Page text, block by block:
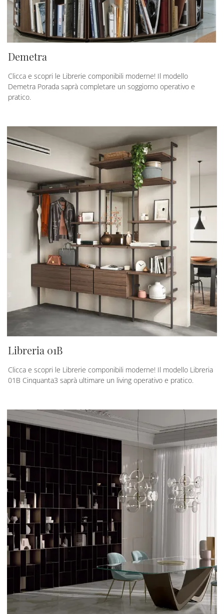
Demetra
Clicca e scopri le Librerie componibili moderne! Il modello
Demetra Porada saprà completare un soggiorno operativo e
pratico.
Libreria 01B
Clicca e scopri le Librerie componibili moderne! Il modello Libreria
01B Cinquanta3 saprà ultimare un living operativo e pratico.